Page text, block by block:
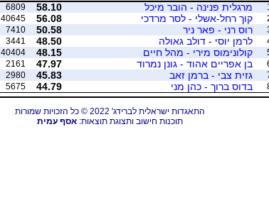
1
מרגלית פנינה - הובר מיכל 58.10
6809
קוך רחל-אשלי - לסר מרדכי 56.08
40645
רוס רני - פאר ניר 50.58
7410
לרמן יוסי - דולב גאולה 48.50
3441
קולונימוס מירי - מהל חיים 48.15
40404
בן אפריים אהוד - גונן נמרוד 47.97
2161
גזית צבי - ברמן זאב 45.83
2980
בדוס ברוך - כהן מני 44.79
5675
התאגדות ישראלית לברידג' 2022 © כל הזכויות שמורות
תוכנות חישוב ותצוגת תוצאות:אסף עמית